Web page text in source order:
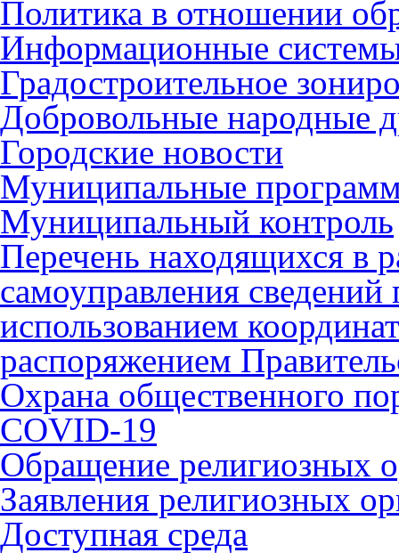
Политика в отношении
Информационные
Градостроительное
Добровольные народные
Городские новости
Муниципальные
Муниципальный контроль
Перечень находящихся в
самоуправления
использованием
распоряжением
Охрана общественного
COVID-19
Обращение религиозных
Заявления религиозных
Доступная среда